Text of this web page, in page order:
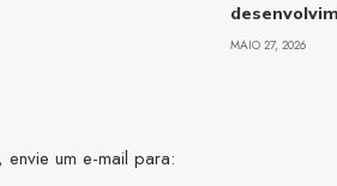
MAIO 27, 2026
envie um e-mail para: